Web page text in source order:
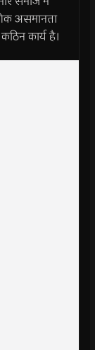
असमानता
कार्य है।